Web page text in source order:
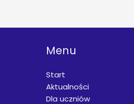
Menu
Start
Aktualności
Dla uczniów